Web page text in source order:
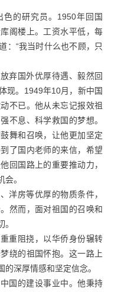
的研究员。1950年回国
阁楼上。工资水平低，每
：“我当时什么也不顾，只
弃国外优厚待遇、毅然回
现。1949年10月，新中国
不已。他从未忘记报效祖
不息、科学救国的梦想。
舞和召唤，让他更加坚定
了国内老师的来信，希望
回国路上的重要推动力，
。
洋房等优厚的物质条件，
然而，面对祖国的召唤和
重阻挠，以华侨身份辗转
绕的祖国怀抱。这一路上
深厚情感和坚定信念。
国的建设事业中。他秉持